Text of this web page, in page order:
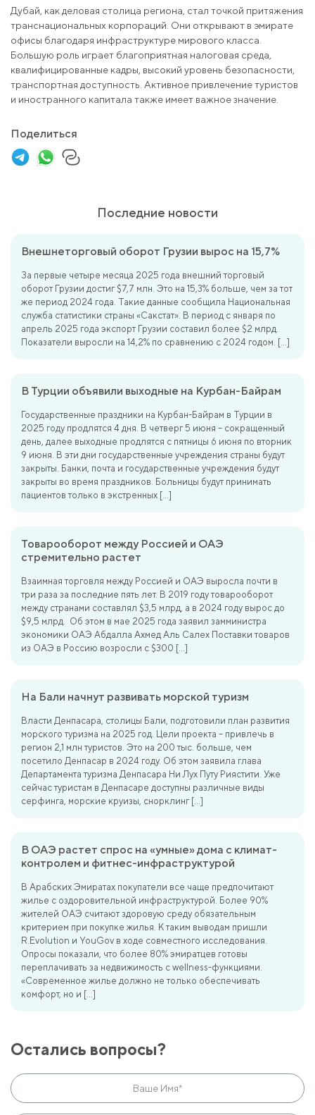
Дубай, как деловая столица региона, стал точкой притяжения
транснациональных корпораций. Они открывают в эмирате
офисы благодаря инфраструктуре мирового класса.
Большую роль играет благоприятная налоговая среда,
квалифицированные кадры, высокий уровень безопасности,
транспортная доступность. Активное привлечение туристов
и иностранного капитала также имеет важное значение.
Поделиться
Последние новости
Внешнеторговый оборот Грузии вырос на 15,7%
За первые четыре месяца 2025 года внешний торговый
оборот Грузии достиг $7,7 млн. Это на 15,3% больше, чем за тот
же период 2024 года. Такие данные сообщила Национальная
служба статистики страны «Сакстат». В период с января по
апрель 2025 года экспорт Грузии составил более $2 млрд.
Показатели выросли на 14,2% по сравнению с 2024 годом. […]
В Турции объявили выходные на Курбан-Байрам
Государственные праздники на Курбан-Байрам в Турции в
2025 году продлятся 4 дня. В четверг 5 июня – сокращенный
день, далее выходные продлятся с пятницы 6 июня по вторник
9 июня. В эти дни государственные учреждения страны будут
закрыты. Банки, почта и государственные учреждения будут
закрыты во время праздников. Больницы будут принимать
пациентов только в экстренных […]
Товарооборот между Россией и ОАЭ
стремительно растет
Взаимная торговля между Россией и ОАЭ выросла почти в
три раза за последние пять лет. В 2019 году товарооборот
между странами составлял $3,5 млрд, а в 2024 году вырос до
$9,5 млрд. Об этом в мае 2025 года заявил замминистра
экономики ОАЭ Абдалла Ахмед Аль Салех Поставки товаров
из ОАЭ в Россию возросли с $300 […]
На Бали начнут развивать морской туризм
Власти Денпасара, столицы Бали, подготовили план развития
морского туризма на 2025 год. Цели проекта – привлечь в
регион 2,1 млн туристов. Это на 200 тыс. больше, чем
посетило Денпасар в 2024 году. Об этом заявила глава
Департамента туризма Денпасара Ни Лух Путу Риястити. Уже
сейчас туристам в Денпасаре доступны различные виды
серфинга, морские круизы, снорклинг […]
В ОАЭ растет спрос на «умные» дома с климат-
контролем и фитнес-инфраструктурой
В Арабских Эмиратах покупатели все чаще предпочитают
жилье с оздоровительной инфраструктурой. Более 90%
жителей ОАЭ считают здоровую среду обязательным
критерием при покупке жилья. К таким выводам пришли
R.Evolution и YouGov в ходе совместного исследования.
Опросы показали, что более 80% эмиратцев готовы
переплачивать за недвижимость с wellness-функциями.
«Современное жилье должно не только обеспечивать
комфорт, но и […]
Остались вопросы?